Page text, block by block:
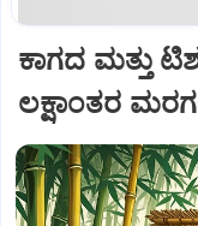
ಕಾಗದ ಮತ್ತು
ಲಕ್ಷಾಂತರ